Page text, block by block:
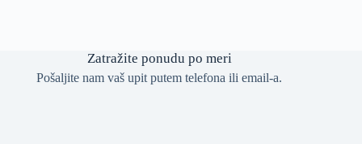
Zatražite ponudu po meri
Pošaljite nam vaš upit putem telefona ili email-a.